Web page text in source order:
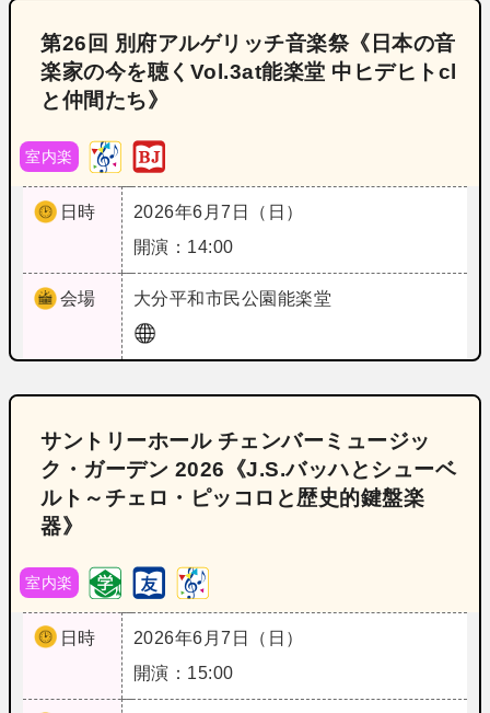
第26回 別府アルゲリッチ音楽祭《日本の音
楽家の今を聴くVol.3at能楽堂 中ヒデヒトcl
と仲間たち》
室内楽
日時
2026年6月7日（日）
開演：14:00
会場 大分平和市民公園能楽堂
サントリーホール チェンバーミュージッ
ク・ガーデン 2026《J.S.バッハとシューベ
ルト～チェロ・ピッコロと歴史的鍵盤楽
器》
室内楽
日時
2026年6月7日（日）
開演：15:00